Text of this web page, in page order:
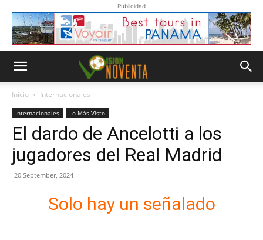
Publicidad
Inicio Internacionales
Internacionales Lo Más Visto
El dardo de Ancelotti a los
jugadores del Real Madrid
20 September, 2024
Solo hay un señalado